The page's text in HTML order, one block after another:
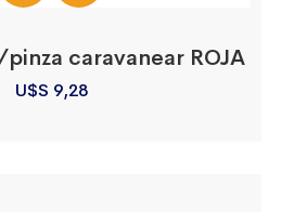
caravanear ROJA
U$S 9,28